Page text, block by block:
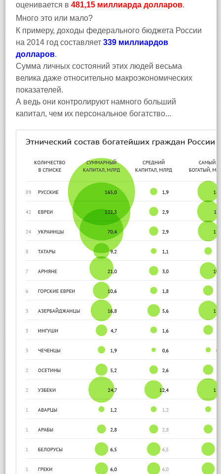
оценивается в 481,15 миллиарда долларов.
Много это или мало?
К примеру, доходы федерального бюджета России
на 2014 год составляет 339 миллиардов
долларов.
Сумма личных состояний этих людей весьма
велика даже относительно макроэкономических
показателей.
А ведь они контролируют намного больший
капитал, чем их персональное богатство...